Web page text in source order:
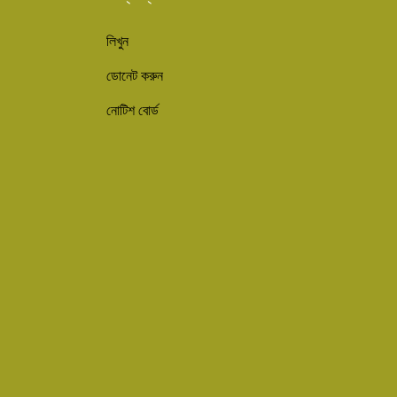
লিখুন
ডোনেট করুন
নোটিশ বোর্ড